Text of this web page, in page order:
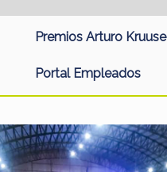
Premios Arturo Kruuse
Portal Empleados